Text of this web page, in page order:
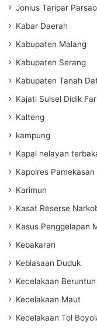
Jonius Taripar
Kabar Daerah
Kabupaten Malang
Kabupaten Serang
Kabupaten Tanah
Kajati Sulsel Didik
Kalteng
kampung
Kapal nelayan
Kapolres Pamekasan
Karimun
Kasat Reserse
Kasus Penggelapan
Kebakaran
Kebiasaan Duduk
Kecelakaan Beruntun
Kecelakaan Maut
Kecelakaan Tol